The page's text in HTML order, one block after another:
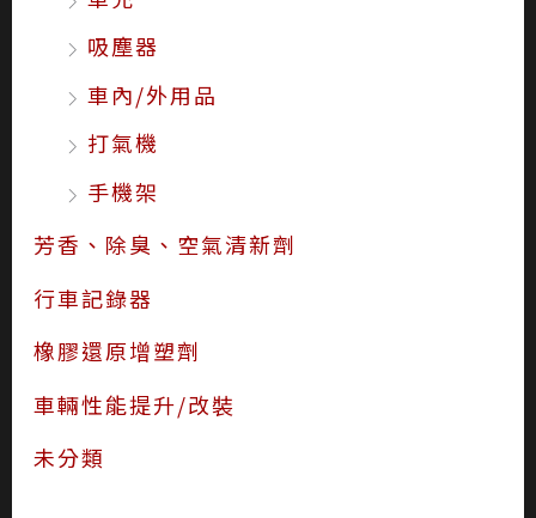
吸塵器
車內/外用品
打氣機
手機架
芳香、除臭、空氣清新劑
行車記錄器
橡膠還原增塑劑
車輛性能提升/改裝
未分類